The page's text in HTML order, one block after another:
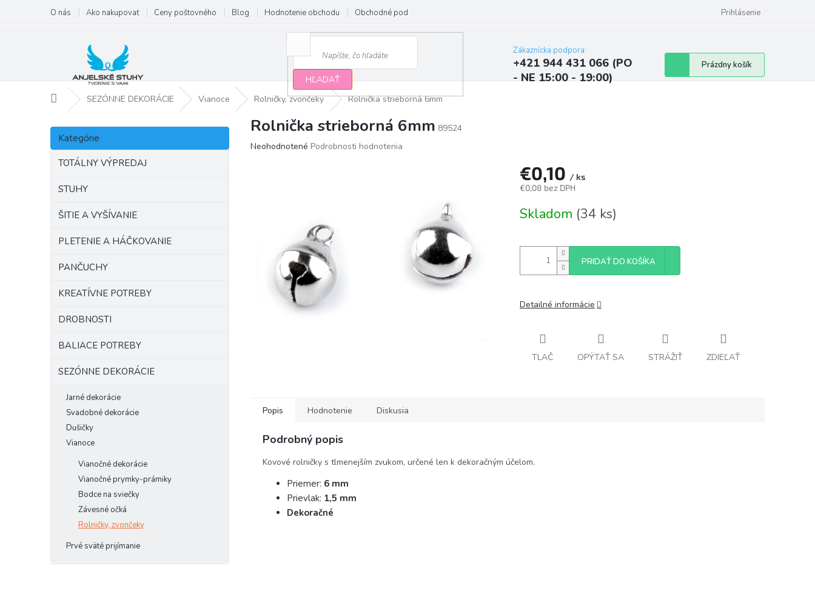
obsah
O nás Ako nakupovať Ceny poštovného Blog Hodnotenie obchodu Obchodné podmienky Najčastejšie otázky a odpovede
Prihlásenie
HĽADAŤ
Zákaznícka podpora:
+421 944 431 066 (PO
- NE 15:00 - 19:00)
Nákupný
košík
Prázdny košík
DomovSEZÓNNE DEKORÁCIE Vianoce Rolničky, zvončeky Rolnička strieborná 6mm
B
č
Preskočiť
kategórie
Kategórie
TOTÁLNY VÝPREDAJ
STUHY
ŠITIE A VYŠÍVANIE
PLETENIE A HÁČKOVANIE
PANČUCHY
KREATÍVNE POTREBY
DROBNOSTI
BALIACE POTREBY
SEZÓNNE DEKORÁCIE
Jarné dekorácie
Svadobné dekorácie
Dušičky
Vianoce
Vianočné dekorácie
Vianočné prymky-prámiky
Bodce na sviečky
Závesné očká
Rolničky, zvončeky
Prvé sväté prijímanie
Rolnička strieborná 6mm 89524
Priemerné
Neohodnotené Podrobnosti hodnotenia
€0,10 / ks
€0,08 bez DPH
cena:
Skladom (34 ks)
PRIDAŤ DO KOŠÍKA
Detailné informácie
TLAČ OPÝTAŤ SA STRÁŽIŤ ZDIEĽAŤ
Popis Hodnotenie Diskusia
Podrobný popis
Kovové rolničky s tlmenejším zvukom, určené len k dekoračným účelom.
Priemer: 6 mm
Prievlak: 1,5 mm
Dekoračné